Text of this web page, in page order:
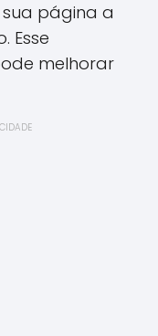
página a
Esse
melhorar